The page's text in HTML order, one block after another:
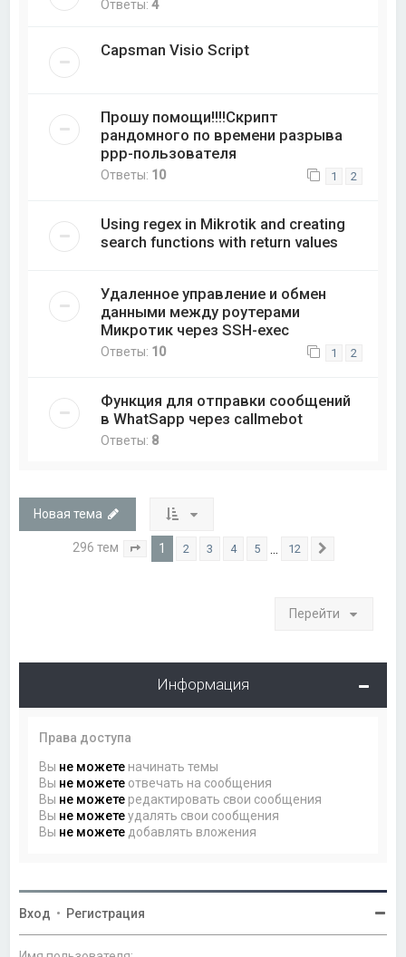
Ответы:4
Capsman Visio Script
Прошу помощи!!!!Скрипт
рандомного по времени разрыва
ppp-пользователя
Ответы: 10 1 2
Using regex in Mikrotik and creating
search functions with return values
Удаленное управление и обмен
данными между роутерами
Микротик через SSH-exec
Ответы: 10 1 2
Функция для отправки сообщений
в WhatSapp через callmebot
Ответы: 8
Новая тема
296 тем Страница из 12
1 2 3 4 5 12
Перейти
Информация
Права доступа
Вы не можете начинать темы
Вы не можете отвечать на сообщения
Вы не можете редактировать свои сообщения
Вы не можетеудалять свои сообщения
Вы не можете добавлять вложения
Вход • Регистрация